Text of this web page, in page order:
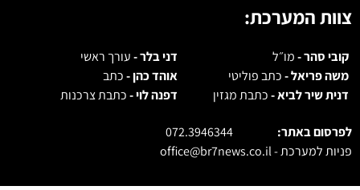
צוות המערכת:
קובי סהר -מו״ל דני בלר -עורך ראשי
משה פריאל -כתב פוליטי אוהד כהן -כתב
דנית שיר לביא -כתבת מגזין דפנה לוי -כתבת צרכנות
לפרסום באתר:
072.3946344
פניות למערכת -office@br7news.co.il